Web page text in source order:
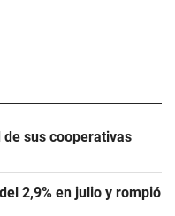
sus cooperativas
2,9% en julio y rompió